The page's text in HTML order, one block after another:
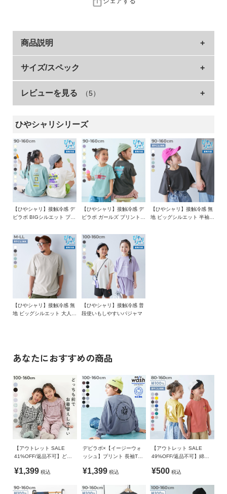
ド・
ビ
ロ
ッ
ク
に
つ
い
買
い
物
ガ
よ
る
ご
質
問
FOLLOW
商品説明
接触冷感素材を使ったプリントTシャツ。
豊富なプリントデザインを集めました。
devirock、接触冷感はじめました。
年々暑くなる夏。
「子どもたちを少しでも快適にしてあげたい」
そんな思いからはじめました。
接触冷感性のある糸を使用しているから、
さらに、"シャリっ"と感のある綿混素材なので
シーン問わず、毎日着られる。
今年の夏はdevirockのひやシャリを
試してみませんか？
■素材
素肌にやさしい綿混素材で、ほどよいハリ感があるのもポイン
通気性がよく、暑い日も快適に過ごせます。
伸縮性：ふつう
■スタイリング
ベーシックなアイテムを合わせれば、通園・通学コーデにも〇
トレンド感のあるゆるっとしたボトムスやフレアパンツなどを
合わせれば、お出かけシーンにもぴったり。
コーディネートが特におすすめです。
サイズ/スペック
サイズ 着丈
肩幅
100cm
41
110cm
44 39 13.5
41
120cm
47 41 14.5
43
130cm
50 43 15.5
45
140cm
45 16.5
47
150cm
58 47 17
49
素材・仕様
本体：綿65% ポリエステル35% / リブ：綿95% ポリウレタン
生産国
洗濯方法
不可 / 日陰つり干し/ 洗濯ネット使用 / プリント部分アイロン
禁止
ご注意事項
・摩擦や水、汗などで色が移ることがあります。ご注意くだ
さい。
・平置きにて採寸しているため、サイズや形に多少の誤差が
生じる場合があります。あらかじめご了承ください。
・生産時期により、多少色味が異なる場合がございますが、
素材・サイズ等の品質に違いはございません。
レビューを見る （5）
ひやシャリシリーズ
【ひやシャリ】接触冷感 デ
ビラボ BIGシルエット プリ
【ひやシャリ】接触冷感 デ
ビラボ ガールズ プリント半
【ひやシャリ】接触冷感 無
地 ビッグシルエット 半袖T
【ひやシャリ】接触冷感 無
地 ビッグシルエット 大人
【ひやシャリ】接触冷感 普
段使いもしやすいパジャマ
あなたにおすすめの商品
【アウトレット SALE
41%OFF/返品不可】どっ
¥1,399 税込
デビラボ×【イージーウォ
ッシュ】プリント 長袖Tシ
¥1,399 税込
【アウトレット SALE
49%OFF/返品不可】綿
エット プリント半袖Tシャ
¥500 税込